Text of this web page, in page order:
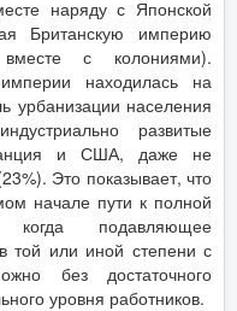
наряду с Японской
Британскую империю
с колониями).
находилась на
урбанизации населения
развитые
и США, даже не
Это показывает, что
начале пути к полной
когда подавляющее
той или иной степени с
без достаточного
уровня работников.